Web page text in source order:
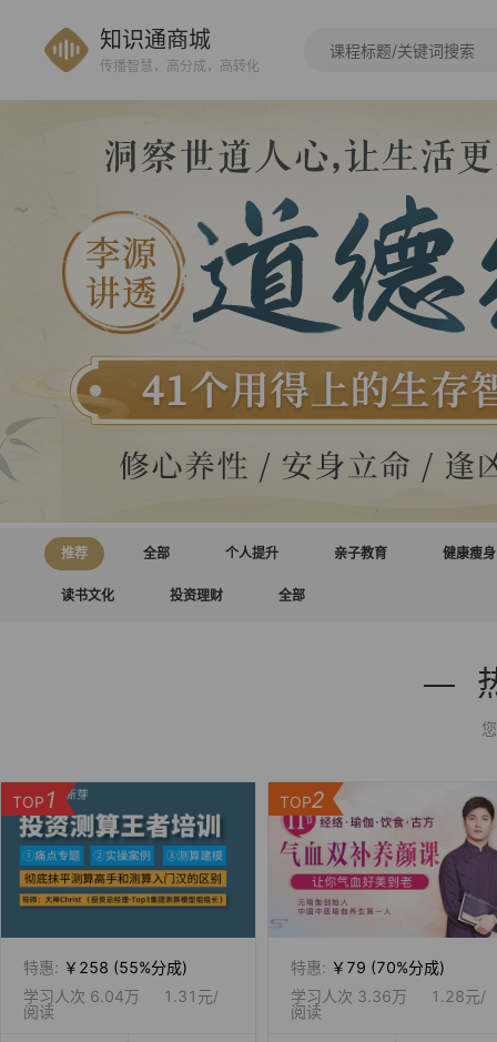
知识通商城
传播智慧，高分成，高转化
推荐 全部 个人提升 亲子教育 健康瘦身
读书文化 投资理财 全部
TOP 1
特惠: ￥258 (55%分成)
学习人次 6.04万 1.31元/
阅读
TOP2
特惠: ￥79 (70%分成)
学习人次 3.36万 1.28元/
阅读